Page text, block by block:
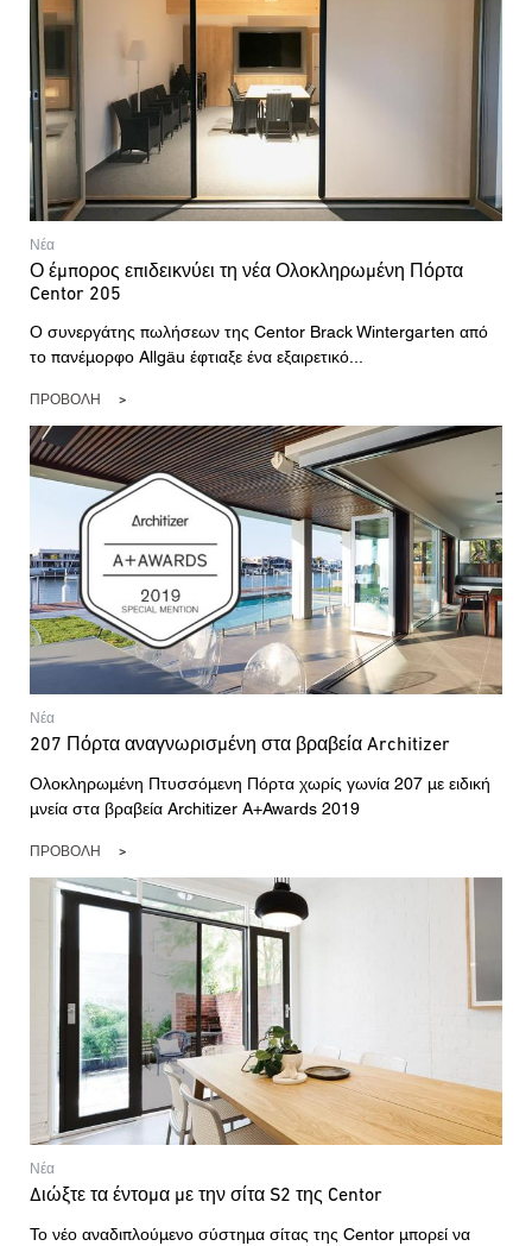
Νέα
Ο έμπορος επιδεικνύει τη νέα Ολοκληρωμένη Πόρτα
Centor 205
Ο συνεργάτης πωλήσεων της Centor Brack Wintergarten από
το πανέμορφο Allgäu έφτιαξε ένα εξαιρετικό...
ΠΡΟΒΟΛΉ
Νέα
207 Πόρτα αναγνωρισμένη στα βραβεία Architizer
Ολοκληρωμένη Πτυσσόμενη Πόρτα χωρίς γωνία 207 με ειδική
μνεία στα βραβεία Architizer A+Awards 2019
ΠΡΟΒΟΛΉ
Νέα
Διώξτε τα έντομα με την σίτα S2 της Centor
Το νέο αναδιπλούμενο σύστημα σίτας της Centor μπορεί να